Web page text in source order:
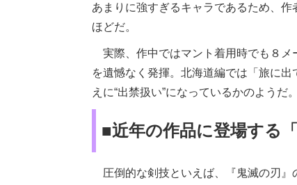
あまりに強すぎるキャラであるため、
ほどだ。
実際、作中ではマント着用時でも８メ
を遺憾なく発揮。北海道編では「旅に
えに“出禁扱い”になっているかのようだ。
■近年の作品に登場する
圧倒的な剣技といえば、『鬼滅の刃』